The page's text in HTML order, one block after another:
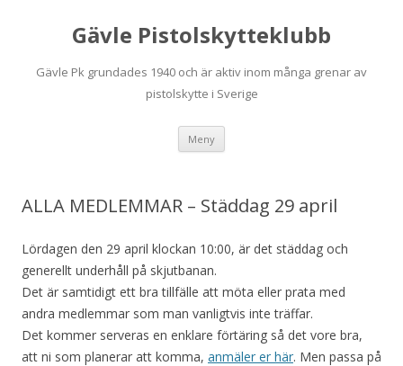
Gävle Pistolskytteklubb
Gävle Pk grundades 1940 och är aktiv inom många grenar av
pistolskytte i Sverige
Meny
ALLA MEDLEMMAR – Städdag 29 april
Lördagen den 29 april klockan 10:00, är det städdag och
generellt underhåll på skjutbanan.
Det är samtidigt ett bra tillfälle att möta eller prata med
andra medlemmar som man vanligtvis inte träffar.
Det kommer serveras en enklare förtäring så det vore bra,
att ni som planerar att komma, anmäler er här. Men passa på